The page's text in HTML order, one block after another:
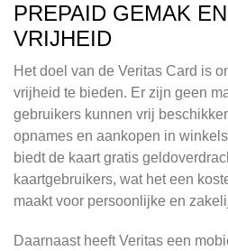
PREPAID GEMAK
VRIJHEID
Het doel van de Veritas Card is
vrijheid te bieden. Er zijn geen
gebruikers kunnen vrij
opnames en aankopen in
biedt de kaart gratis
kaartgebruikers, wat het een
maakt voor persoonlijke en
Daarnaast heeft Veritas een